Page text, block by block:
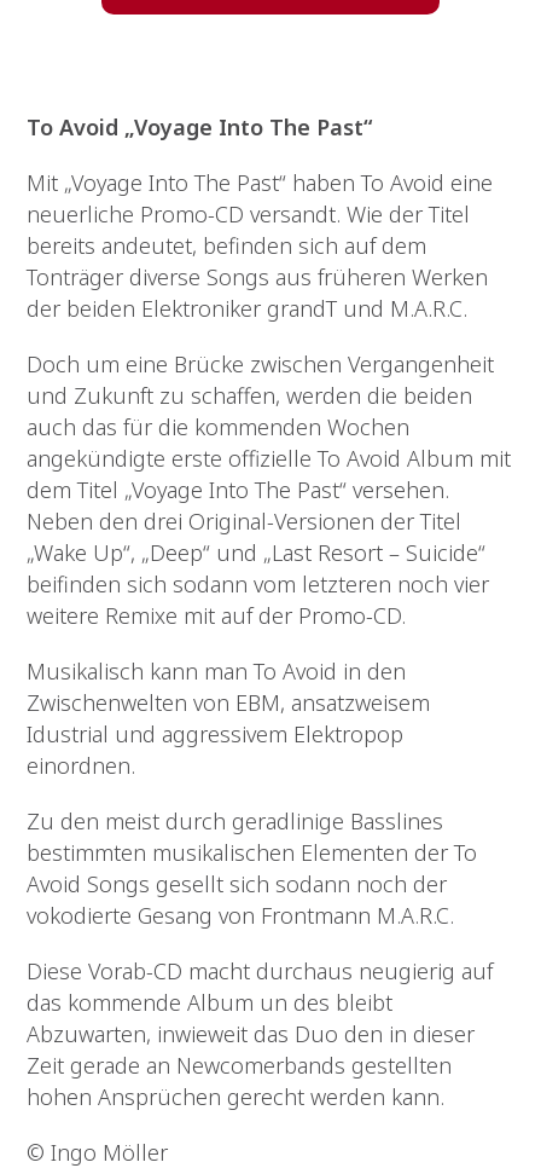
To Avoid „Voyage Into The Past“
Mit „Voyage Into The Past“ haben To Avoid eine
neuerliche Promo-CD versandt. Wie der Titel
bereits andeutet, befinden sich auf dem
Tonträger diverse Songs aus früheren Werken
der beiden Elektroniker grandT und M.A.R.C.
Doch um eine Brücke zwischen Vergangenheit
und Zukunft zu schaffen, werden die beiden
auch das für die kommenden Wochen
angekündigte erste offizielle To Avoid Album mit
dem Titel „Voyage Into The Past“ versehen.
Neben den drei Original-Versionen der Titel
„Wake Up“, „Deep“ und „Last Resort – Suicide“
beifinden sich sodann vom letzteren noch vier
weitere Remixe mit auf der Promo-CD.
Musikalisch kann man To Avoid in den
Zwischenwelten von EBM, ansatzweisem
Idustrial und aggressivem Elektropop
einordnen.
Zu den meist durch geradlinige Basslines
bestimmten musikalischen Elementen der To
Avoid Songs gesellt sich sodann noch der
vokodierte Gesang von Frontmann M.A.R.C.
Diese Vorab-CD macht durchaus neugierig auf
das kommende Album un des bleibt
Abzuwarten, inwieweit das Duo den in dieser
Zeit gerade an Newcomerbands gestellten
hohen Ansprüchen gerecht werden kann.
© Ingo Möller